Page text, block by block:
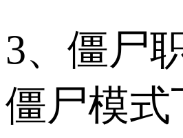
3、僵尸
僵尸模式